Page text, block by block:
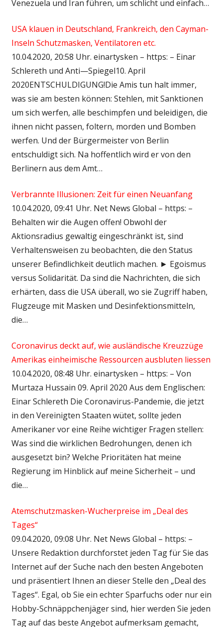
Venezuela und Iran führen, um schlicht und einfach…
USA klauen in Deutschland, Frankreich, den Cayman-
Inseln Schutzmasken, Ventilatoren etc.
10.04.2020, 20:58 Uhr. einartysken – https: – Einar
Schlereth und Anti—Spiegel10. April
2020ENTSCHULDIGUNG!Die Amis tun halt immer,
was sie am besten können: Stehlen, mit Sanktionen
um sich werfen, alle beschimpfen und beleidigen, die
ihnen nicht passen, foltern, morden und Bomben
werfen. Und der Bürgermeister von Berlin
entschuldigt sich. Na hoffentlich wird er von den
Berlinern aus dem Amt…
Verbrannte Illusionen: Zeit für einen Neuanfang
10.04.2020, 09:41 Uhr. Net News Global – https: –
Behalten wir die Augen offen! Obwohl der
Aktionsradius gewaltig eingeschränkt ist, sind
Verhaltensweisen zu beobachten, die den Status
unserer Befindlichkeit deutlich machen. ► Egoismus
versus Solidarität. Da sind die Nachrichten, die sich
erhärten, dass die USA überall, wo sie Zugriff haben,
Flugzeuge mit Masken und Desinfektionsmitteln,
die…
Coronavirus deckt auf, wie ausländische Kreuzzüge
Amerikas einheimische Ressourcen ausbluten liessen
10.04.2020, 08:48 Uhr. einartysken – https: – Von
Murtaza Hussain 09. April 2020 Aus dem Englischen:
Einar Schlereth Die Coronavirus-Pandemie, die jetzt
in den Vereinigten Staaten wütet, sollte jeden
Amerikaner vor eine Reihe wichtiger Fragen stellen:
Was sind die wirklichen Bedrohungen, denen ich
ausgesetzt bin? Welche Prioritäten hat meine
Regierung im Hinblick auf meine Sicherheit – und
die…
Atemschutzmasken-Wucherpreise im „Deal des
Tages“
09.04.2020, 09:08 Uhr. Net News Global – https: –
Unsere Redaktion durchforstet jeden Tag für Sie das
Internet auf der Suche nach den besten Angeboten
und präsentiert Ihnen an dieser Stelle den „Deal des
Tages“. Egal, ob Sie ein echter Sparfuchs oder nur ein
Hobby-Schnäppchenjäger sind, hier werden Sie jeden
Tag auf das beste Angebot aufmerksam gemacht,